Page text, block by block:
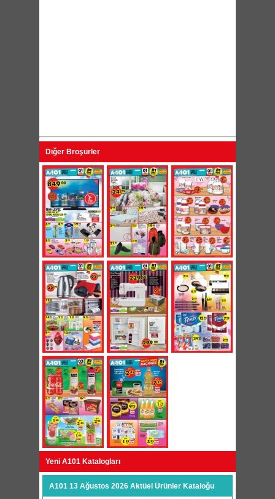
Diğer Broşürler
Yeni A101 Katalogları
A101 13 Ağustos 2026 Aktüel Ürünler Kataloğu